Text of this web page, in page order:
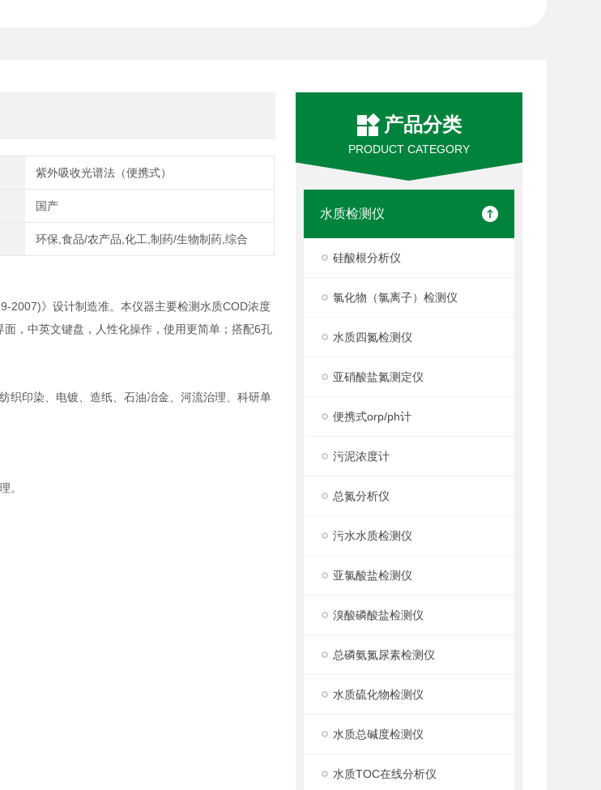
产品分类
PRODUCT CATEGORY
水质检测仪
硅酸根分析仪
氯化物（氯离子）检测仪
水质四氮检测仪
亚硝酸盐氮测定仪
便携式orp/ph计
污泥浓度计
总氮分析仪
污水水质检测仪
亚氯酸盐检测仪
溴酸磷酸盐检测仪
总磷氨氮尿素检测仪
水质硫化物检测仪
水质总碱度检测仪
水质TOC在线分析仪
紫外吸收光谱法（便携式）
国产
环保,食品/农产品,化工,制药/生物制药,综合
2007)》设计制造准。本仪器主要检测水质COD浓度
，中英文键盘，人性化操作，使用更简单；搭配6孔
织印染、电镀、造纸、石油冶金、河流治理、科研单
。